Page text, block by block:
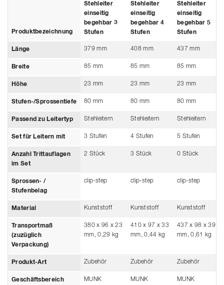
Produktbezeichnung
Stehleiter
einseitig
begehbar 3
Stufen
Stehleiter
einseitig
begehbar 4
Stufen
Stehleiter
einseitig
begehbar 5
Stufen
Länge 379 mm 408 mm 437 mm
Breite 85 mm 85 mm 85 mm
Höhe 23 mm 23 mm 23 mm
Stufen-/Sprossentiefe 80 mm 80 mm 80 mm
Passend zu Leitertyp Stehleitern Stehleitern Stehleitern
Set für Leitern mit 3 Stufen 4 Stufen 5 Stufen
Anzahl Trittauflagen
im Set
2 Stück 3 Stück 0 Stück
Sprossen- /
Stufenbelag
clip-step clip-step clip-step
Material Kunststoff Kunststoff Kunststoff
Transportmaß
(zuzüglich
Verpackung)
380 x 96 x 23
mm, 0,29 kg
410 x 97 x 33
mm, 0,44 kg
437 x 98 x 39
mm, 0,61 kg
Produkt-Art Zubehör Zubehör Zubehör
Geschäftsbereich
MUNK
MUNK
MUNK